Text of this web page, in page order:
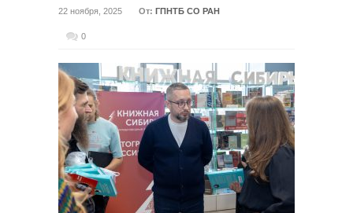
22 ноября, 2025 От: ГПНТБ СО РАН
0